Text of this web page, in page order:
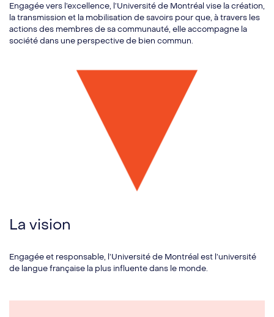
Engagée vers l’excellence, l’Université de Montréal vise la création,
la transmission et la mobilisation de savoirs pour que, à travers les
actions des membres de sa communauté, elle accompagne la
société dans une perspective de bien commun.
La vision
Engagée et responsable, l’Université de Montréal est l’université
de langue française la plus influente dans le monde.